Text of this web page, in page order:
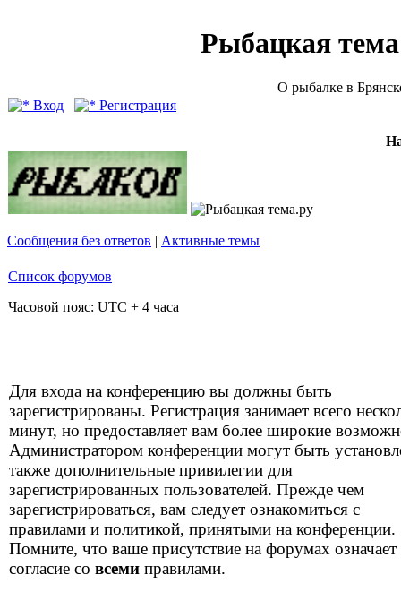
Рыбацкая
О рыбалке в
Вход
Регистрация
Сообщения без ответов | Активные темы
Список форумов
Часовой пояс: UTC + 4 часа
Для входа на конференцию вы должны быть
зарегистрированы. Регистрация занимает всего
минут, но предоставляет вам более широкие
Администратором конференции могут быть
также дополнительные привилегии для
зарегистрированных пользователей. Прежде чем
зарегистрироваться, вам следует ознакомиться с
правилами и политикой, принятыми на конференции.
Помните, что ваше присутствие на форумах означает
согласие со всеми правилами.